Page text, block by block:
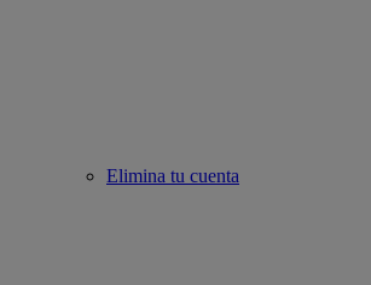
Elimina tu cuenta